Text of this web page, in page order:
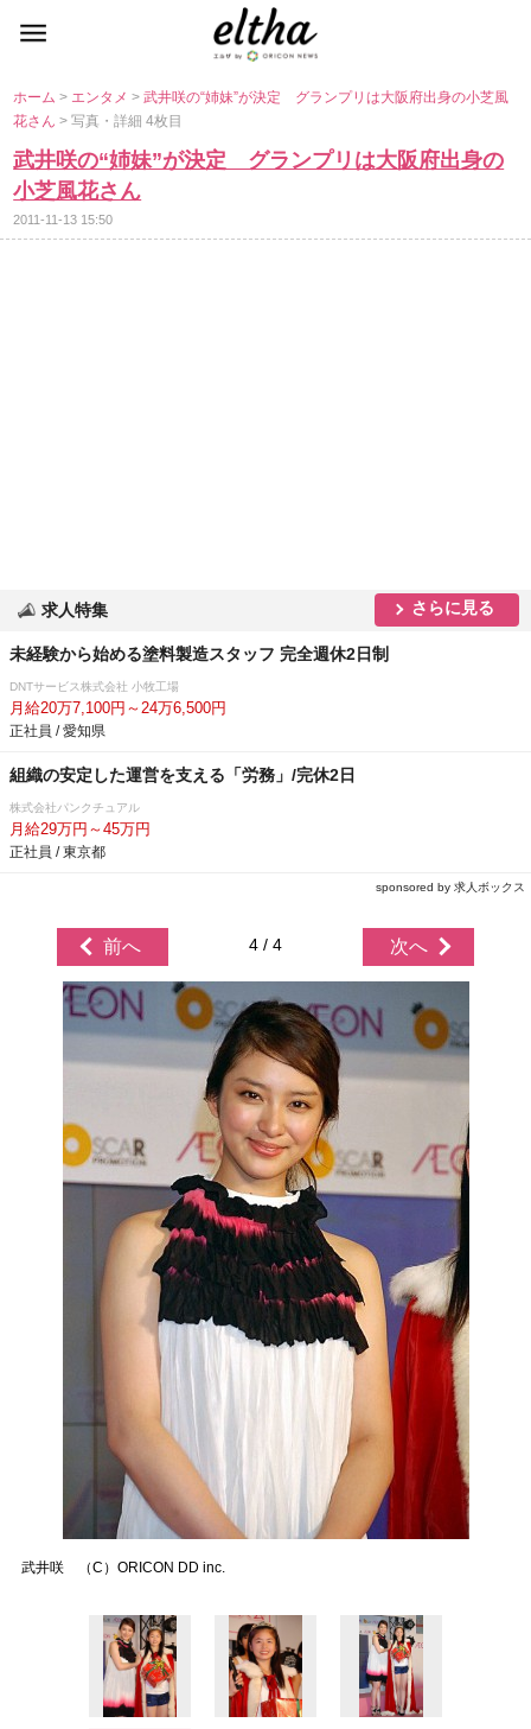
ホーム> エンタメ>武井咲の“姉妹”が決定 グランプリは大阪府出身の小芝風
花さん> 写真・詳細 4枚目
武井咲の“姉妹”が決定 グランプリは大阪府出身の
小芝風花さん
2011-11-13 15:50
求人特集 さらに見る
未経験から始める塗料製造スタッフ 完全週休2日制
DNTサービス株式会社 小牧工場
月給20万7,100円～24万6,500円
正社員 / 愛知県
組織の安定した運営を支える「労務」/完休2日
株式会社パンクチュアル
月給29万円～45万円
正社員 / 東京都
sponsored by 求人ボックス
前へ 4 / 4 次へ
武井咲 （C）ORICON DD inc.